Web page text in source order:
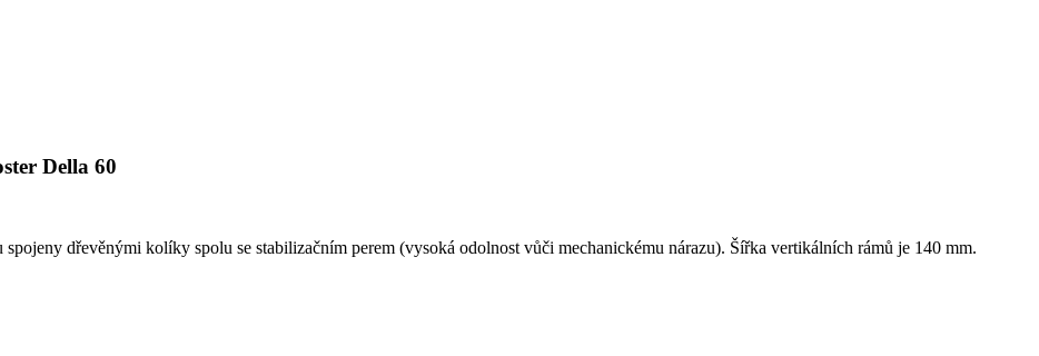
Della 60
dřevěnými kolíky spolu se stabilizačním perem (vysoká odolnost vůči mechanickému nárazu). Šířka vertikálních rámů je 140 mm.